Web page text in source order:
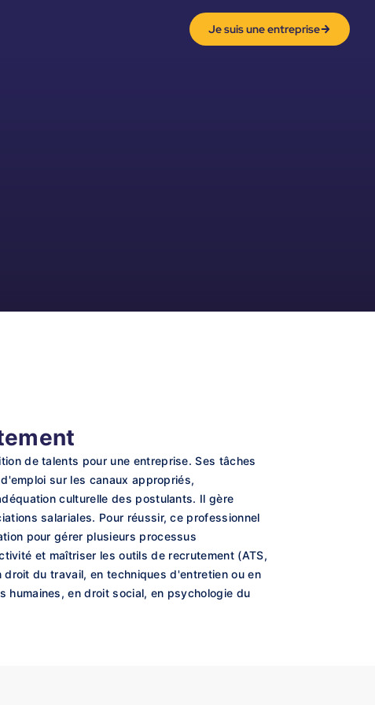
Je suis une entreprise
de talents pour une entreprise. Ses tâches
sur les canaux appropriés,
culturelle des postulants. Il gère
salariales. Pour réussir, ce professionnel
pour gérer plusieurs processus
et maîtriser les outils de recrutement (ATS,
du travail, en techniques d'entretien ou en
en droit social, en psychologie du